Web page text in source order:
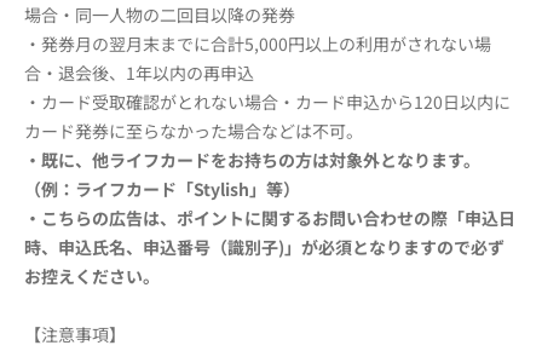
場合・同一人物の二回目以降の発券
・発券月の翌月末までに合計5,000円以上の利用がされない場
合・退会後、1年以内の再申込
・カード受取確認がとれない場合・カード申込から120日以内に
カード発券に至らなかった場合などは不可。
・既に、他ライフカードをお持ちの方は対象外となります。
（例：ライフカード「Stylish」等）
・こちらの広告は、ポイントに関するお問い合わせの際「申込日
時、申込氏名、申込番号（識別子)」が必須となりますので必ず
お控えください。
【注意事項】